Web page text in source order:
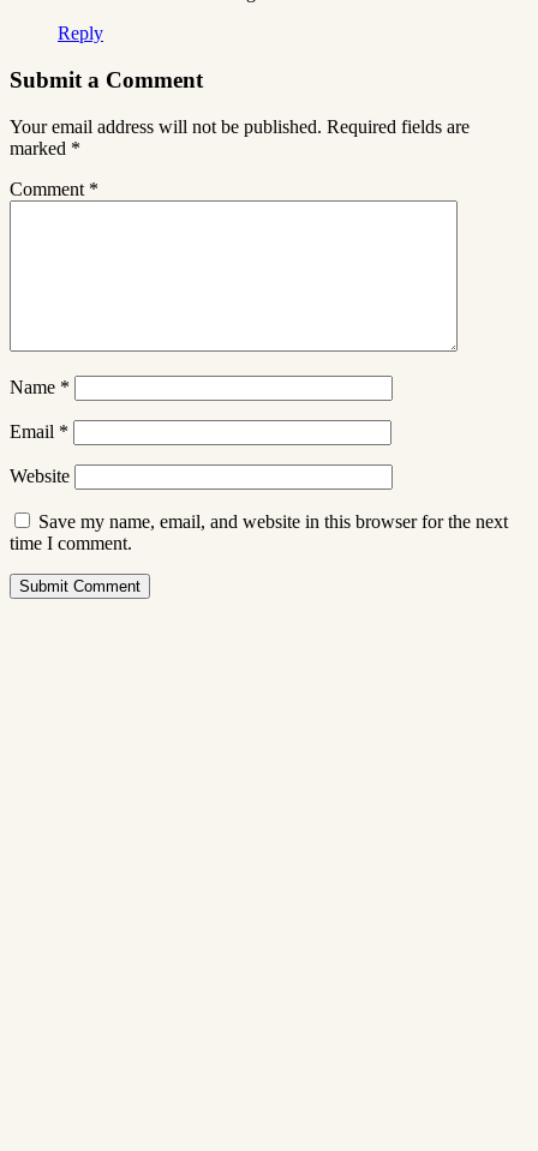
Reply
Submit a Comment
Your email address will not be published. Required fields are
marked *
Comment *
Name *
Email *
Website
Save my name, email, and website in this browser for the next
time I comment.
Submit Comment